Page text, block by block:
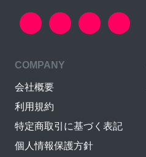
COMPANY
会社概要
利用規約
特定商取引に基づく表記
個人情報保護方針